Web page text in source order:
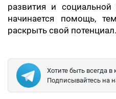
развития и
начинается помощь,
раскрыть свой потенциал.
Хотите быть всегда в
Подписывайтесь на